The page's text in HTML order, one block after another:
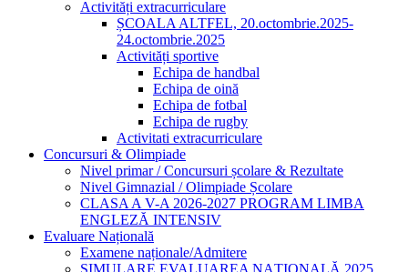
Activități extracurriculare
ȘCOALA ALTFEL, 20.octombrie.2025-
24.octombrie.2025
Activități sportive
Echipa de handbal
Echipa de oină
Echipa de fotbal
Echipa de rugby
Activitati extracurriculare
Concursuri & Olimpiade
Nivel primar / Concursuri școlare & Rezultate
Nivel Gimnazial / Olimpiade Școlare
CLASA A V-A 2026-2027 PROGRAM LIMBA
ENGLEZĂ INTENSIV
Evaluare Națională
Examene naționale/Admitere